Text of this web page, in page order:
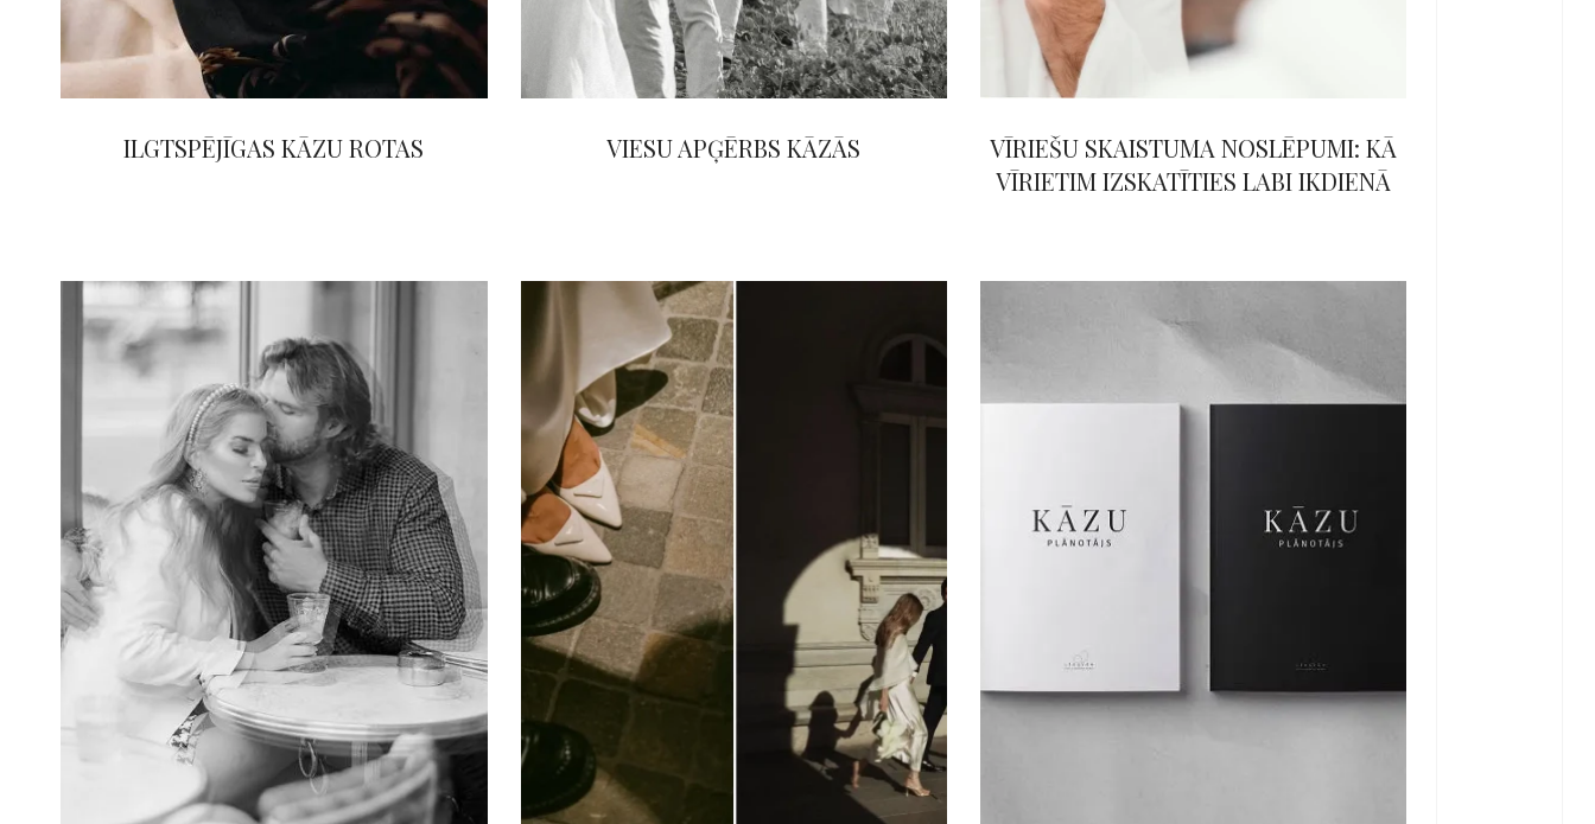
ILGTSPĒJĪGAS KĀZU ROTAS VIESU APĢĒRBS KĀZĀS
VĪRIEŠU SKAISTUMA NOSLĒPUMI: KĀ
VĪRIETIM IZSKATĪTIES LABI IKDIENĀ